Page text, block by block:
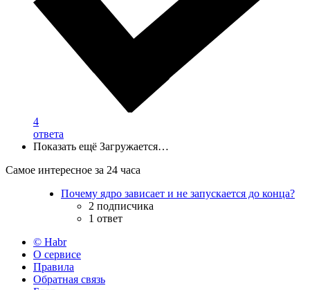
4
ответа
Показать ещё Загружается…
Самое интересное за 24 часа
Почему ядро зависает и не запускается до конца?
2 подписчика
1 ответ
© Habr
О сервисе
Правила
Обратная связь